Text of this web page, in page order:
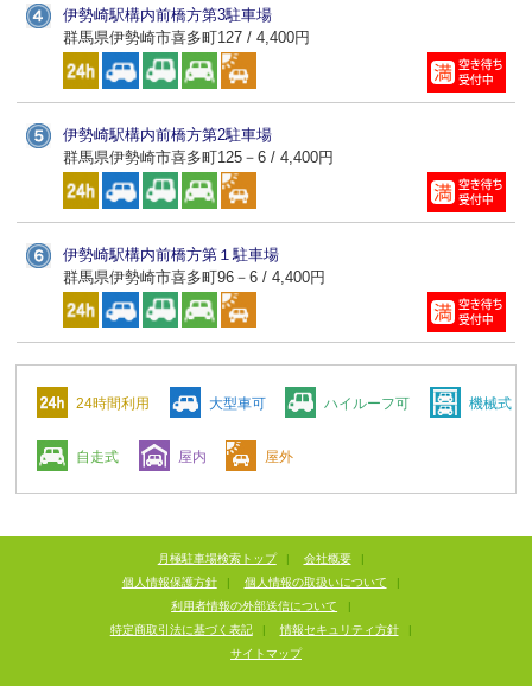
伊勢崎駅構内前橋方第3駐車場
群馬県伊勢崎市喜多町127 / 4,400円
伊勢崎駅構内前橋方第2駐車場
群馬県伊勢崎市喜多町125－6 / 4,400円
伊勢崎駅構内前橋方第１駐車場
群馬県伊勢崎市喜多町96－6 / 4,400円
24時間利用 大型車可 ハイルーフ可 機械式
自走式 屋内 屋外
月極駐車場検索トップ | 会社概要
|
個人情報保護方針
| 個人情報の取扱いについて
|
利用者情報の外部送信について
|
特定商取引法に基づく表記
| 情報セキュリティ方針
|
サイトマップ